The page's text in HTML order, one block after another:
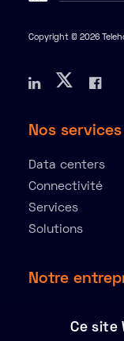
Copyright © 2026
Nos services
Data centers
Connectivité
Services
Solutions
Notre
RessourcesCe site